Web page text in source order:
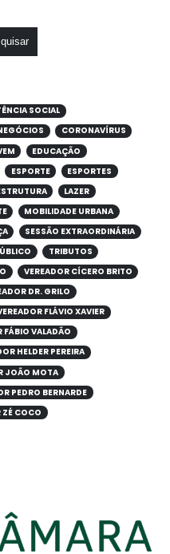
SOCIAL
CORONAVÍRUS
EDUCAÇÃO
ESPORTE
ESPORTES
LAZER
MOBILIDADE URBANA
SESSÃO EXTRAORDINÁRIA
TRIBUTOS
VEREADOR CÍCERO BRITO
DR. GRILO
FLÁVIO XAVIER
FÁBIO VALADÃO
HELDER PEREIRA
JOÃO MOTA
PEDRO BERNARDE
ZÉ COCO